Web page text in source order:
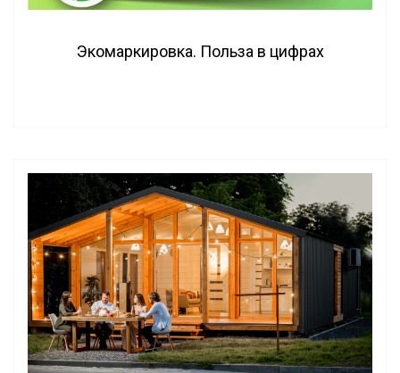
Экомаркировка. Польза в цифрах